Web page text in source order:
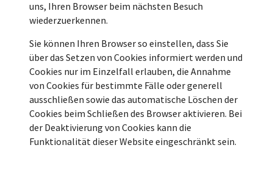
uns, Ihren Browser beim nächsten Besuch
wiederzuerkennen.
Sie können Ihren Browser so einstellen, dass Sie
über das Setzen von Cookies informiert werden und
Cookies nur im Einzelfall erlauben, die Annahme
von Cookies für bestimmte Fälle oder generell
ausschließen sowie das automatische Löschen der
Cookies beim Schließen des Browser aktivieren. Bei
der Deaktivierung von Cookies kann die
Funktionalität dieser Website eingeschränkt sein.